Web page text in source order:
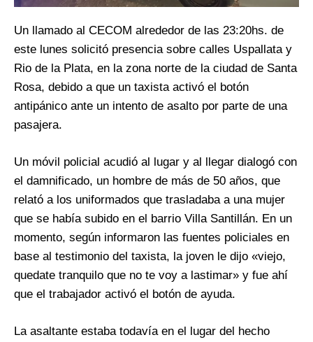
Un llamado al CECOM alrededor de las 23:20hs. de
este lunes solicitó presencia sobre calles Uspallata y
Rio de la Plata, en la zona norte de la ciudad de Santa
Rosa, debido a que un taxista activó el botón
antipánico ante un intento de asalto por parte de una
pasajera.
Un móvil policial acudió al lugar y al llegar dialogó con
el damnificado, un hombre de más de 50 años, que
relató a los uniformados que trasladaba a una mujer
que se había subido en el barrio Villa Santillán. En un
momento, según informaron las fuentes policiales en
base al testimonio del taxista, la joven le dijo «viejo,
quedate tranquilo que no te voy a lastimar» y fue ahí
que el trabajador activó el botón de ayuda.
La asaltante estaba todavía en el lugar del hecho